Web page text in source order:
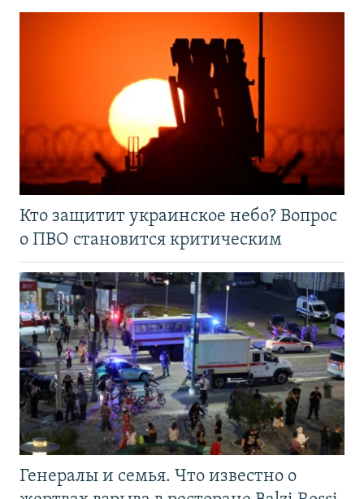
Кто защитит украинское небо? Вопрос
о ПВО становится критическим
Генералы и семья. Что известно о